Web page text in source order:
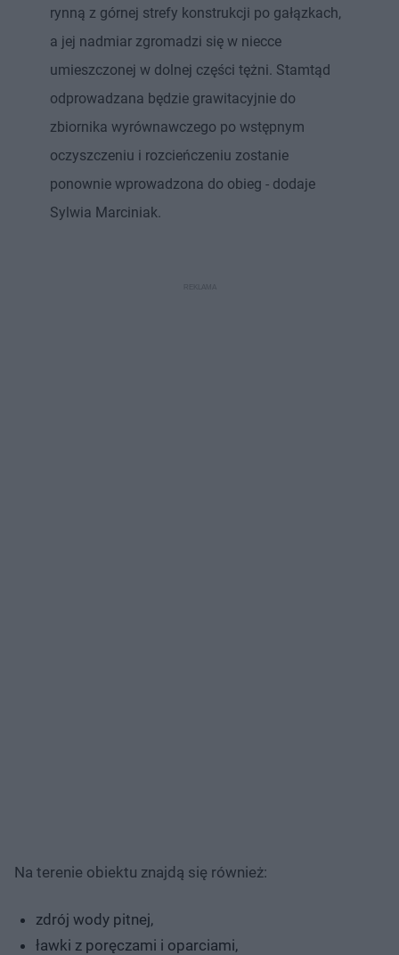
rynną z górnej strefy konstrukcji po gałązkach,
a jej nadmiar zgromadzi się w niecce
umieszczonej w dolnej części tężni. Stamtąd
odprowadzana będzie grawitacyjnie do
zbiornika wyrównawczego po wstępnym
oczyszczeniu i rozcieńczeniu zostanie
ponownie wprowadzona do obieg - dodaje
Sylwia Marciniak.
Na terenie obiektu znajdą się również:
zdrój wody pitnej,
ławki z poręczami i oparciami,